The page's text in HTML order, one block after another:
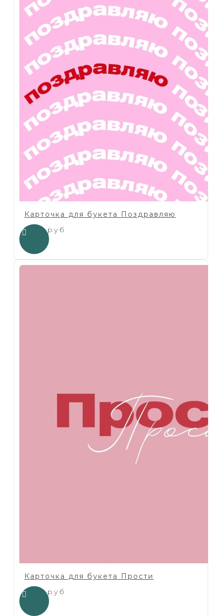
Карточка для букета Поздравляю
1.00 руб
Карточка для букета Прости
1.00 руб